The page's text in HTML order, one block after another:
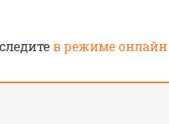
в режиме онлайн